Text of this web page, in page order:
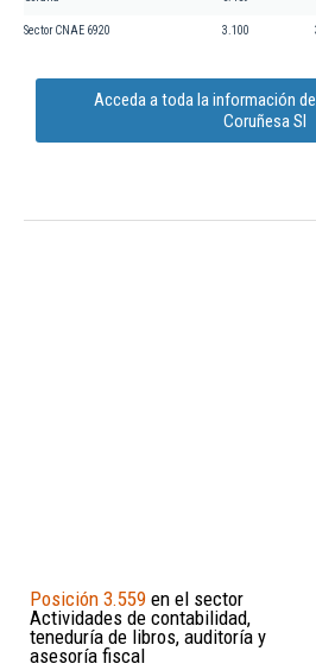
Sector CNAE 6920 3.100
Acceda a toda la información
Coruñesa Sl
Posición 3.559 en el sector
Actividades de contabilidad,
teneduría de libros, auditoría y
asesoría fiscal